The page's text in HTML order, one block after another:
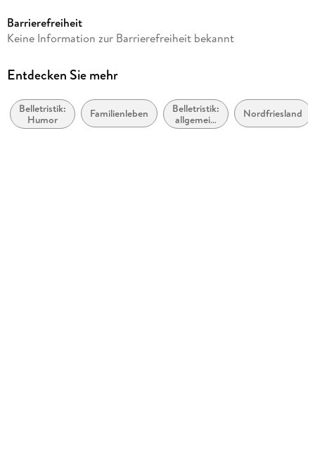
Dateigröße
Laufzeit
Reihe
Das kommt in den besten Familien vor, 3
Barrierefreiheit
Keine Information zur Barrierefreiheit bekannt
Entdecken Sie mehr
Belletristik:
Humor
Familienleben
Belletristik:
allgemein
und
Nordfriesland